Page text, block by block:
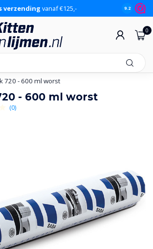
verzending vanaf €125,- 9.2
0
720 - 600 ml worst
- 600 ml worst
(0)